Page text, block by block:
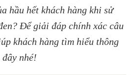
hầu hết khách hàng khi sử
Để giải đáp chính xác câu
khách hàng tìm hiểu thông
nhé!